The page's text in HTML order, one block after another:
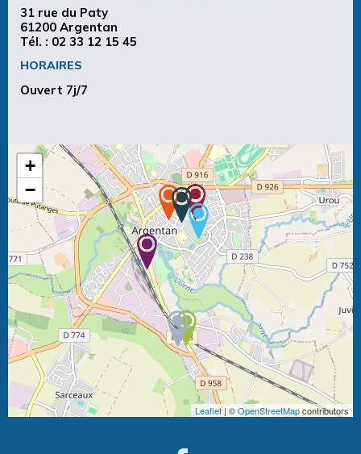
31 rue du Paty
61200 Argentan
Tél. : 02 33 12 15 45
HORAIRES
Ouvert 7j/7
+
−
Leaflet| ©OpenStreetMapcontributors